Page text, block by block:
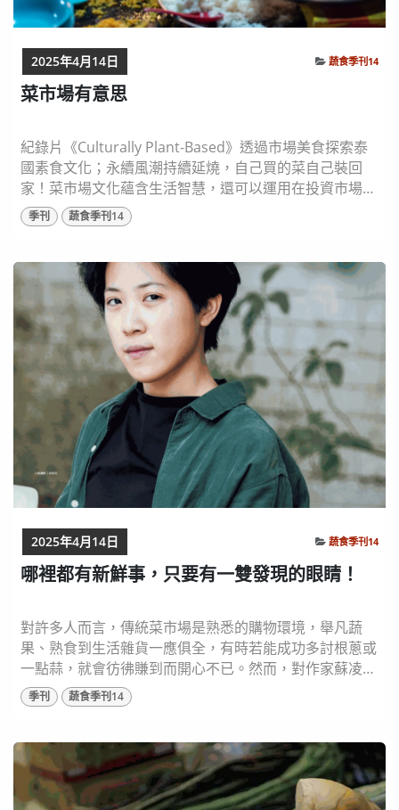
菜市場有意思
紀錄片《Culturally Plant-Based》透過市場美食探索泰
國素食文化；永續風潮持續延燒，自己買的菜自己裝回
家！菜市場文化蘊含生活智慧，還可以運用在投資市場
上？臺灣市場常見的紅綠藍三色包，你知道它真正的名稱
嗎？如何讓世界各國看見傳統市場文化？來看看宜蘭「少
無肉美食 2025年全新系列紀錄片 《Culturally Plan...
季刊 蔬食季刊14
2025年4月14日 蔬食季刊14
哪裡都有新鮮事，只要有一雙發現的眼睛！
對許多人而言，傳統菜市場是熟悉的購物環境，舉凡蔬
果、熟食到生活雜貨一應俱全，有時若能成功多討根蔥或
一點蒜，就會彷彿賺到而開心不已。然而，對作家蘇凌而
言，走進菜市場的目的並非買菜，而是「觀察」，舉凡招
牌的諧音梗、店面擺設、甚至老闆以前玩樂團等無關買菜
來源： 蘇凌 提供 蘇凌，《菜場搜神記》作者 人物攝影｜
林冠良 因為要吃早餐而踏入市場 蘇凌...
季刊 蔬食季刊14
2025年4月14日 蔬食季刊14